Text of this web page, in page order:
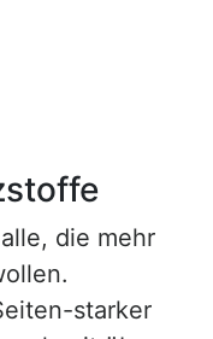
die mehr
starker